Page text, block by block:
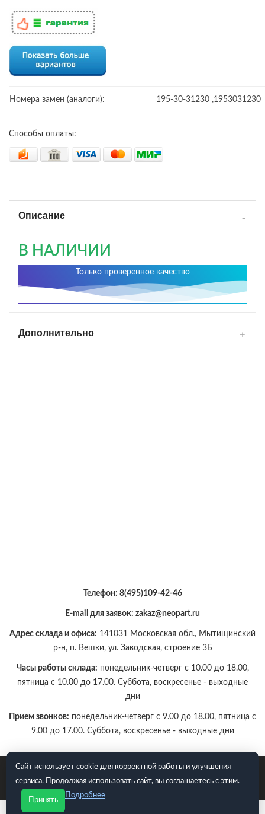
Номера замен (аналоги): 195-30-31230 ,1953031230
Способы оплаты:
Описание
В НАЛИЧИИ
Только проверенное качество
Дополнительно
Телефон: 8(495)109-42-46
E-mail для заявок: zakaz@neopart.ru
Адрес склада и офиса: 141031 Московская обл., Мытищинский
р-н, п. Вешки, ул. Заводская, строение 3Б
Часы работы склада: понедельник-четверг с 10.00 до 18.00,
пятница с 10.00 до 17.00. Суббота, воскресенье - выходные
дни
Прием звонков: понедельник-четверг с 9.00 до 18.00, пятница с
9.00 до 17.00. Суббота, воскресенье - выходные дни
E-mail для заявок: zakaz@neopart.ru. Телефон:8(495)109-42-
46
Сайт использует cookie для корректной работы и улучшения
сервиса. Продолжая использовать сайт, вы соглашаетесь с этим.
Подробнее
Принять